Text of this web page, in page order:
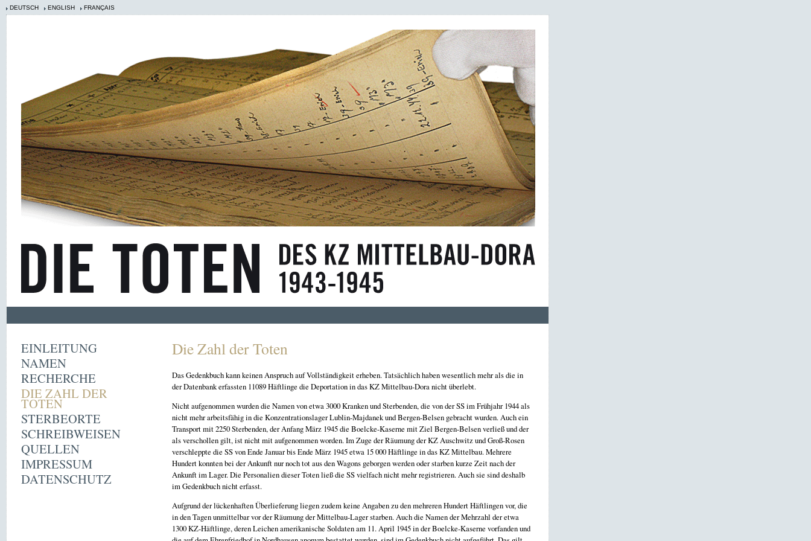
DEUTSCH ENGLISH FRANÇAIS
EINLEITUNG
NAMEN
RECHERCHE
DIE ZAHL DER
TOTEN
STERBEORTE
SCHREIBWEISEN
QUELLEN
IMPRESSUM
DATENSCHUTZ
Die Zahl der Toten
Das Gedenkbuch kann keinen Anspruch auf Vollständigkeit erheben. Tatsächlich haben wesentlich mehr als die in
der Datenbank erfassten 11089 Häftlinge die Deportation in das KZ Mittelbau-Dora nicht überlebt.
Nicht aufgenommen wurden die Namen von etwa 3000 Kranken und Sterbenden, die von der SS im Frühjahr 1944 als
nicht mehr arbeitsfähig in die Konzentrationslager Lublin-Majdanek und Bergen-Belsen gebracht wurden. Auch ein
Transport mit 2250 Sterbenden, der Anfang März 1945 die Boelcke-Kaserne mit Ziel Bergen-Belsen verließ und der
als verschollen gilt, ist nicht mit aufgenommen worden. Im Zuge der Räumung der KZ Auschwitz und Groß-Rosen
verschleppte die SS von Ende Januar bis Ende März 1945 etwa 15 000 Häftlinge in das KZ Mittelbau. Mehrere
Hundert konnten bei der Ankunft nur noch tot aus den Wagons geborgen werden oder starben kurze Zeit nach der
Ankunft im Lager. Die Personalien dieser Toten ließ die SS vielfach nicht mehr registrieren. Auch sie sind deshalb
im Gedenkbuch nicht erfasst.
Aufgrund der lückenhaften Überlieferung liegen zudem keine Angaben zu den mehreren Hundert Häftlingen vor, die
in den Tagen unmittelbar vor der Räumung der Mittelbau-Lager starben. Auch die Namen der Mehrzahl der etwa
1300 KZ-Häftlinge, deren Leichen amerikanische Soldaten am 11. April 1945 in der Boelcke-Kaserne vorfanden und